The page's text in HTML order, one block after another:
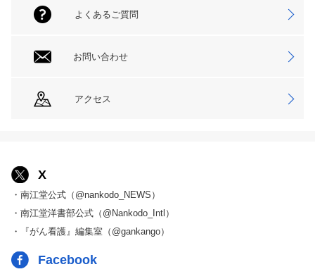
よくあるご質問
お問い合わせ
アクセス
X
・南江堂公式（@nankodo_NEWS）
・南江堂洋書部公式（@Nankodo_Intl）
・『がん看護』編集室（@gankango）
Facebook